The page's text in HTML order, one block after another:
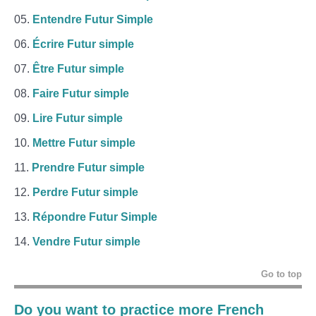
Entendre Futur Simple
Écrire Futur simple
Être Futur simple
Faire Futur simple
Lire Futur simple
Mettre Futur simple
Prendre Futur simple
Perdre Futur simple
Répondre Futur Simple
Vendre Futur simple
Go to top
Do you want to practice more French